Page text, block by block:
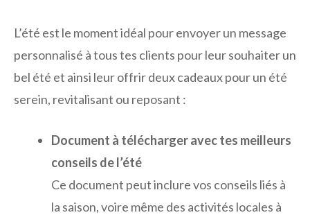
L’été est le moment idéal pour envoyer un message
personnalisé à tous tes clients pour leur souhaiter un
bel été et ainsi leur offrir deux cadeaux pour un été
serein, revitalisant ou reposant :
Document à télécharger avec tes meilleurs
conseils de l’été
Ce document peut inclure vos conseils liés à
la saison, voire même des activités locales à